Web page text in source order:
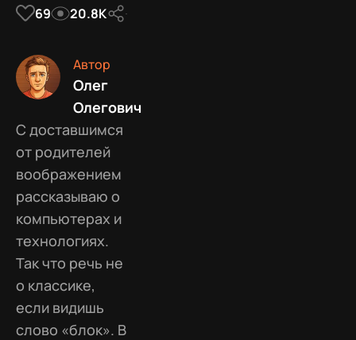
69 20.8К
Автор
Олег
Олегович
С доставшимся
от родителей
воображением
рассказываю о
компьютерах и
технологиях.
Так что речь не
о классике,
если видишь
слово «блок». В